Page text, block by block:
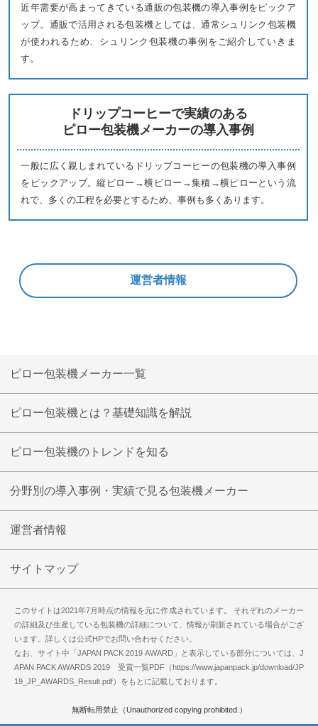
近年需要が高まってきている通販の包装機の導入事例をピックア
ップ。通販で活用される包装機としては、通常シュリンク包装機
が使われるため、シュリンク包装機の事例をご紹介していきま
す。
ドリップコーヒーで実績のある
ピロー包装機メーカーの導入事例
一般に広く親しまれているドリップコーヒーの包装機の導入事例
をピックアップ。縦ピロー→横ピロー→集積→横ピローという流
れで、多くの工程を必要とするため、事例も多くあります。
運営者情報
ピロー包装機メーカー一覧
ピロー包装機とは？基礎知識を解説
ピロー包装機のトレンドを知る
分野別の導入事例・実績で見る包装機メーカー
運営者情報
サイトマップ
このサイトは2021年7月時点の情報を元に作成されています。
それぞれのメーカー
の詳細及び生産している包装機の詳細について、情報が刷新されている場合がござ
います。詳しくは公式HPでお問い合わせください。
なお、サイト中「JAPAN PACK 2019 AWARD」と表示している部分については、J
APAN PACK AWARDS 2019 受賞一覧PDF（https://www.japanpack.jp/download/JP
19_JP_AWARDS_Result.pdf）をもとに記載しております。
無断転用禁止（Unauthorized copying prohibited.）